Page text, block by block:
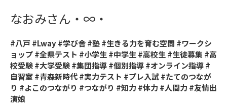
なおみさん・∞・
#八戸 #Lway #学び舎 #塾 #生きる力を育む空間 #ワークシ
ョップ #全県テスト #小学生 #中学生 #高校生 #生徒募集 #高
校受験 #大学受験 #集団指導 #個別指導 #オンライン指導 #
自習室 #青森新時代 #実力テスト #プレ入試 #たてのつなが
り #よこのつながり #つながり #知力 #体力 #人間力 #友情出
演娘